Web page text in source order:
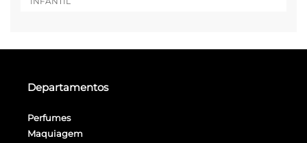
Departamentos
Perfumes
Maquiagem